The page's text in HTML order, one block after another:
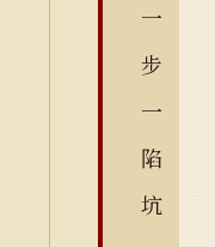
一
步
一
陷
坑